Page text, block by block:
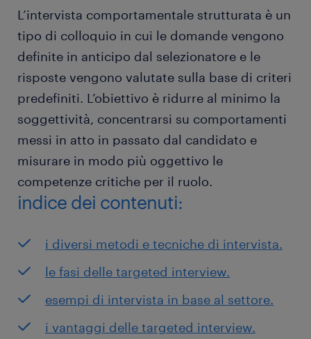
L’intervista comportamentale strutturata è un
tipo di colloquio in cui le domande vengono
definite in anticipo dal selezionatore e le
risposte vengono valutate sulla base di criteri
predefiniti. L’obiettivo è ridurre al minimo la
soggettività, concentrarsi su comportamenti
messi in atto in passato dal candidato e
misurare in modo più oggettivo le
competenze critiche per il ruolo.
indice dei contenuti:
i diversi metodi e tecniche di intervista.
le fasi delle targeted interview.
esempi di intervista in base al settore.
i vantaggi delle targeted interview.